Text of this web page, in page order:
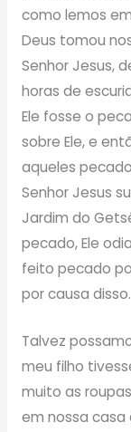
como lemos
Deus tomou
Senhor Jesus,
horas de
Ele fosse o
sobre Ele, e
aqueles
Senhor Jesus
Jardim do
pecado, Ele
feito pecado
por causa disso.
Talvez
meu filho
muito as
em nossa casa